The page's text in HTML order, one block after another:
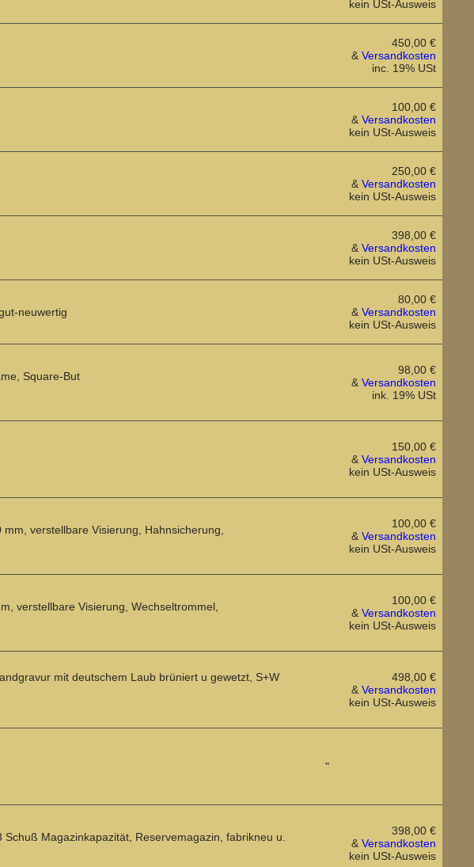
kein USt-Ausweis
450,00 €
& Versandkosten
inc. 19% USt
100,00 €
& Versandkosten
kein USt-Ausweis
250,00 €
& Versandkosten
kein USt-Ausweis
398,00 €
& Versandkosten
kein USt-Ausweis
neuwertig
80,00 €
& Versandkosten
kein USt-Ausweis
Square-But
98,00 €
& Versandkosten
ink. 19% USt
150,00 €
& Versandkosten
kein USt-Ausweis
verstellbare Visierung, Hahnsicherung,
100,00 €
& Versandkosten
kein USt-Ausweis
verstellbare Visierung, Wechseltrommel,
100,00 €
& Versandkosten
kein USt-Ausweis
mit deutschem Laub brüniert u gewetzt, S+W
498,00 €
& Versandkosten
kein USt-Ausweis
"
Magazinkapazität, Reservemagazin, fabrikneu u.
398,00 €
& Versandkosten
kein USt-Ausweis